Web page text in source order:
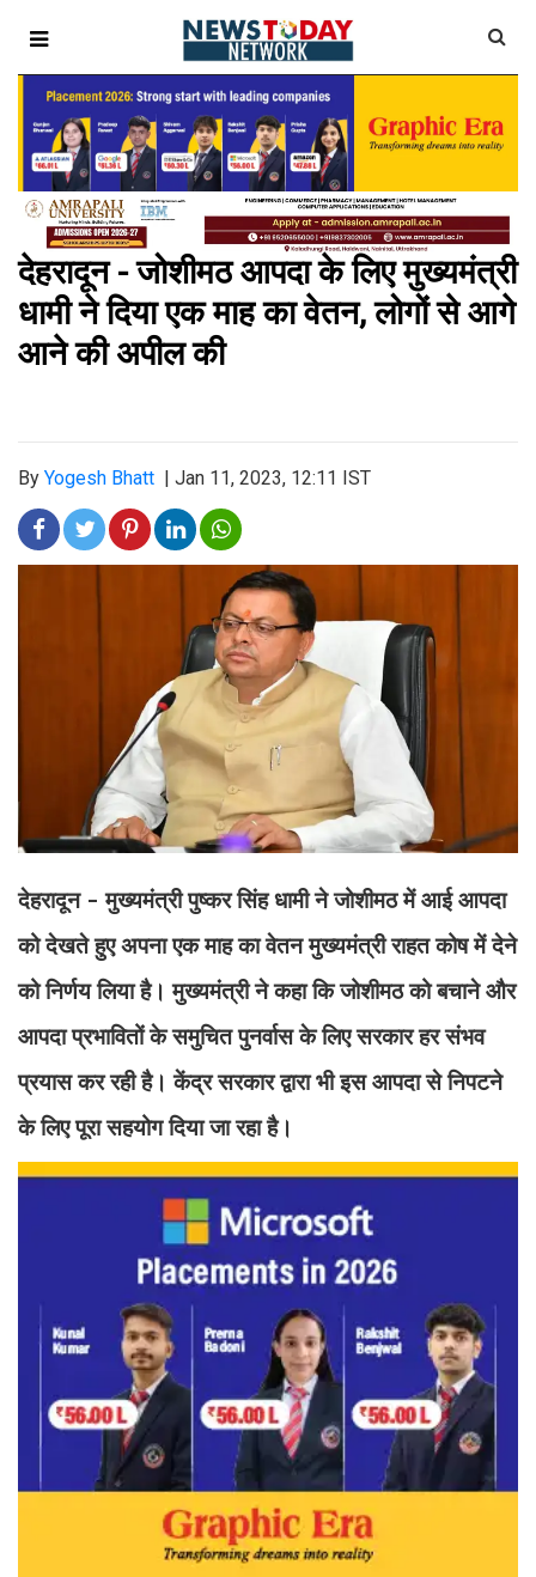
देहरादून - जोशीमठ आपदा के लिए मुख्यमंत्री
धामी ने दिया एक माह का वेतन, लोगों से आगे
आने की अपील की
By Yogesh Bhatt Jan 11, 2023, 12:11 IST
देहरादून - मुख्यमंत्री पुष्कर सिंह धामी ने जोशीमठ में आई आपदा
को देखते हुए अपना एक माह का वेतन मुख्यमंत्री राहत कोष में देने
को निर्णय लिया है। मुख्यमंत्री ने कहा कि जोशीमठ को बचाने और
आपदा प्रभावितों के समुचित पुनर्वास के लिए सरकार हर संभव
प्रयास कर रही है। केंद्र सरकार द्वारा भी इस आपदा से निपटने
के लिए पूरा सहयोग दिया जा रहा है।